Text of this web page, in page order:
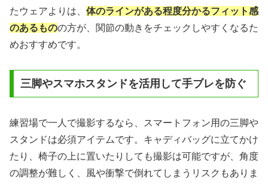
たウェアよりは、 体のラインがある程度分かるフィット感
のあるものの方が、関節の動きをチェックしやすくなるた
めおすすめです。
三脚やスマホスタンドを活用して手ブレを防ぐ
練習場で一人で撮影するなら、スマートフォン用の三脚や
スタンドは必須アイテムです。キャディバッグに立てかけ
たり、椅子の上に置いたりしても撮影は可能ですが、角度
の調整が難しく、風や衝撃で倒れてしまうリスクもありま